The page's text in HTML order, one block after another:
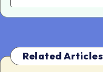
Related Articles